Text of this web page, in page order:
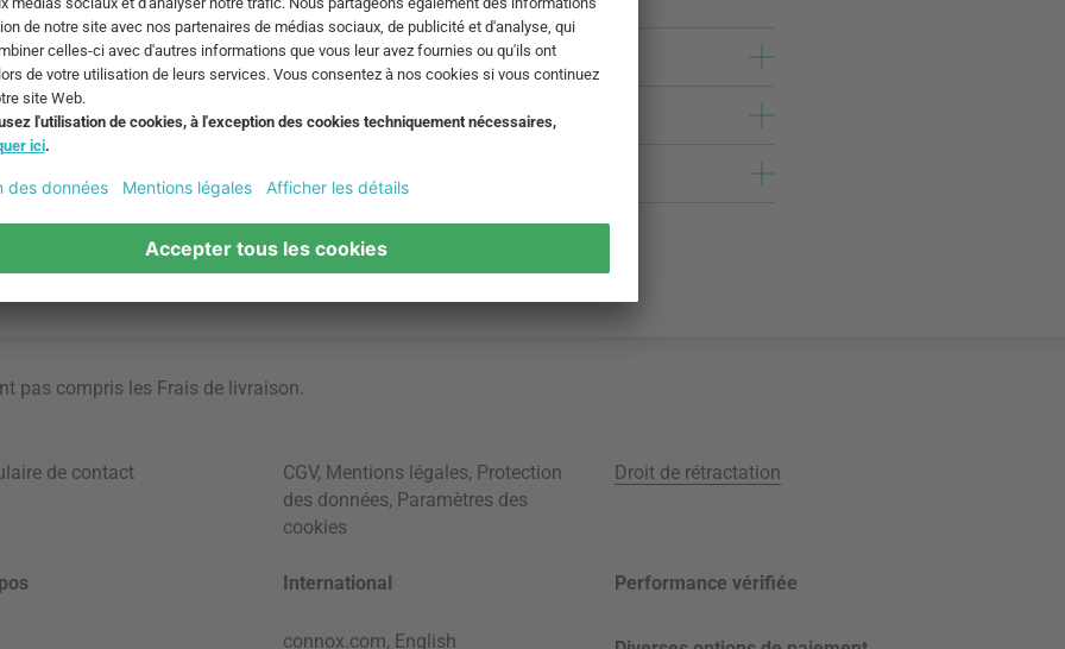
pas compris les Frais de livraison
de contact CGV, Mentions légales, Protection
des données, Paramètres des
cookies
Droit de rétractation
International
connox.com, English
Performance vérifiée